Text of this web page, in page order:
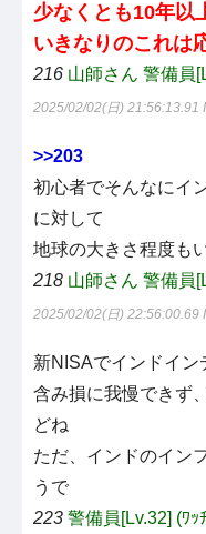
少なくとも10年以
いきなりのこれは
216 山師さん 警備員
2025/02/02(日) 21:56:13.91
>>203
初心者でそんなにイ
に対して
地球の大きさ程度も
218 山師さん 警備員
2025/02/02(日) 22:56:00.69
新NISAでインドイン
含み損に我慢できず
どね
ただ、インドのイン
うで
223 警備員[Lv.32] (ﾜｯ